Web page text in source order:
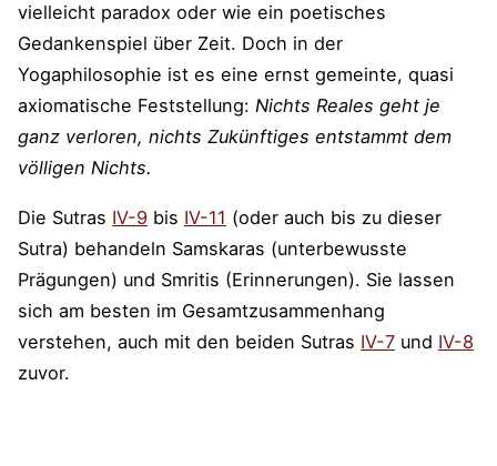
vielleicht paradox oder wie ein poetisches
Gedankenspiel über Zeit. Doch in der
Yogaphilosophie ist es eine ernst gemeinte, quasi
axiomatische Feststellung: Nichts Reales geht je
ganz verloren, nichts Zukünftiges entstammt dem
völligen Nichts.
Die Sutras IV-9 bis IV-11 (oder auch bis zu dieser
Sutra) behandeln Samskaras (unterbewusste
Prägungen) und Smritis (Erinnerungen). Sie lassen
sich am besten im Gesamtzusammenhang
verstehen, auch mit den beiden Sutras IV-7 und IV-8
zuvor.